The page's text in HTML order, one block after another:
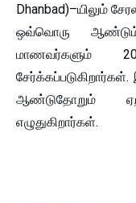
Dhanbad)–யிலும்
ஒவ்வொரு
மாணவர்களும்
ஆண்டுதோறும்
எழுதுகிறார்கள்.